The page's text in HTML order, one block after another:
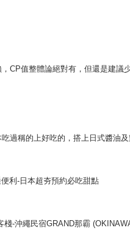
CP值整體論絕對有，但還是建議
過稱的上好吃的，搭上日式醬油及
利-日本超夯預約必吃甜點
-沖繩民宿GRAND那霸